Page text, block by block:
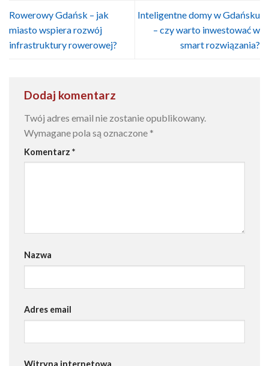
Rowerowy Gdańsk – jak
miasto wspiera rozwój
infrastruktury rowerowej?
Inteligentne domy w Gdańsku
– czy warto inwestować w
smart rozwiązania?
Dodaj komentarz
Twój adres email nie zostanie opublikowany.
Wymagane pola są oznaczone *
Komentarz *
Nazwa
Adres email